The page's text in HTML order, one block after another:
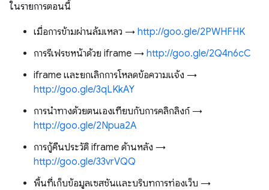
ในรายการตอนนี้
เมื่อการข้ามผ่านล้มเหลว → http://goo.gle/2PWHFHK
การรีเฟรชหน้าด้วย iframe → http://goo.gle/2Q4n6cC
iframe และยกเลิกการโหลดข้อความแจ้ง →
http://goo.gle/3qLKkAY
การนำทางด้วยตนเองเทียบกับการคลิกลิงก์ →
http://goo.gle/2Npua2A
การกู้คืนประวัติ iframe ด้านหลัง →
http://goo.gle/33vrVQQ
พื้นที่เก็บข้อมูลเซสชันและบริบทการท่องเว็บ →